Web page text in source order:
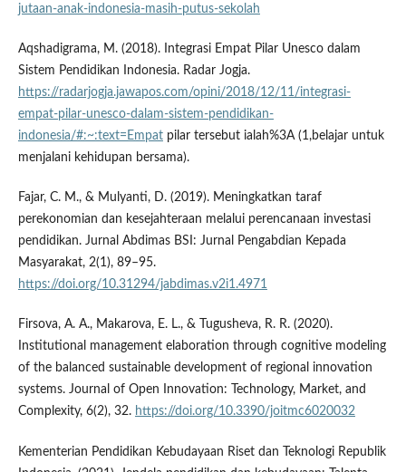
jutaan-anak-indonesia-masih-putus-sekolah
Aqshadigrama, M. (2018). Integrasi Empat Pilar Unesco dalam
Sistem Pendidikan Indonesia. Radar Jogja.
https://radarjogja.jawapos.com/opini/2018/12/11/integrasi-
empat-pilar-unesco-dalam-sistem-pendidikan-
indonesia/#:~:text=Empatpilar tersebut ialah%3A (1,belajar untuk
menjalani kehidupan bersama).
Fajar, C. M., & Mulyanti, D. (2019). Meningkatkan taraf
perekonomian dan kesejahteraan melalui perencanaan investasi
pendidikan. Jurnal Abdimas BSI: Jurnal Pengabdian Kepada
Masyarakat, 2(1), 89–95.
https://doi.org/10.31294/jabdimas.v2i1.4971
Firsova, A. A., Makarova, E. L., & Tugusheva, R. R. (2020).
Institutional management elaboration through cognitive modeling
of the balanced sustainable development of regional innovation
systems. Journal of Open Innovation: Technology, Market, and
Complexity, 6(2), 32. https://doi.org/10.3390/joitmc6020032
Kementerian Pendidikan Kebudayaan Riset dan Teknologi Republik